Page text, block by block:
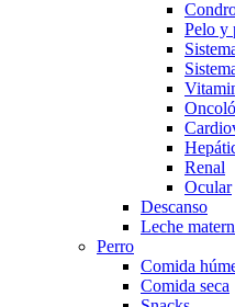
Pelo y
Renal
Ocular
Descanso
Leche
Perro
Comida
Comida seca